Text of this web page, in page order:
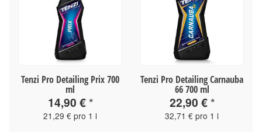
Tenzi Pro Detailing Prix 700
ml
14,90 €*
21,29 € pro 1 l
Tenzi Pro Detailing Carnauba
66 700 ml
22,90 €*
32,71 € pro 1 l